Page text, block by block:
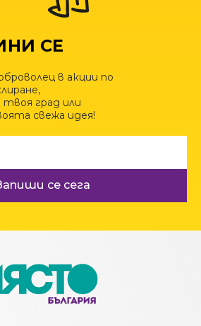
СЕ
в акции по
твоя град или
свежа идея!
се сега